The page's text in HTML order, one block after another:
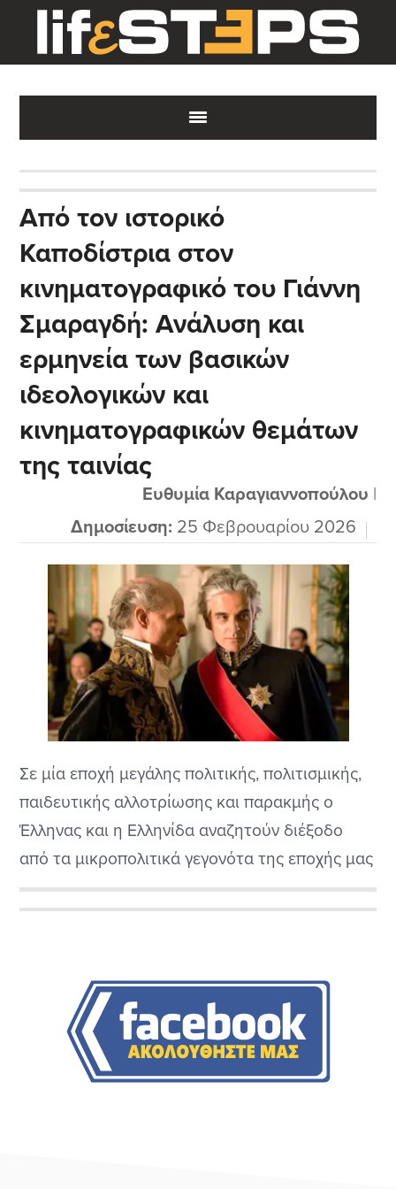
main
content
primary
sidebar
footer
Από τον ιστορικό
Καποδίστρια στον
κινηματογραφικό του Γιάννη
Σμαραγδή: Ανάλυση και
ερμηνεία των βασικών
ιδεολογικών και
κινηματογραφικών θεμάτων
της ταινίας
Ευθυμία Καραγιαννοπούλου |
Δημοσίευση: 25 Φεβρουαρίου 2026
Σε μία εποχή μεγάλης πολιτικής, πολιτισμικής,
παιδευτικής αλλοτρίωσης και παρακμής ο
Έλληνας και η Ελληνίδα αναζητούν διέξοδο
από τα μικροπολιτικά γεγονότα της εποχής μας
και τους φαιδρούς πολιτικάντηδες που
κυβερνούν τούτο τον τόπο τα τελευταία (και
διαδεδομένη η αντίληψη ότι οι πραγματικά
ζωντανοί στην...
Πλευρική
Στήλη